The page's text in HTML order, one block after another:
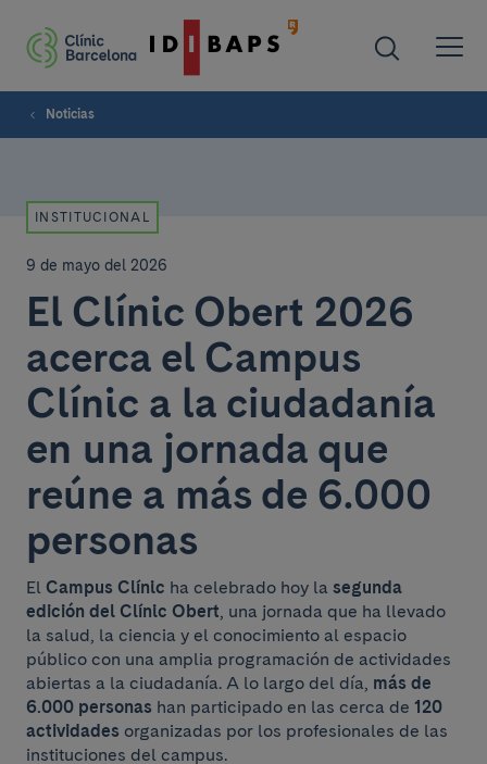
Noticias
INSTITUCIONAL
9 de mayo del 2026
El Clínic Obert 2026
acerca el Campus
Clínic a la ciudadanía
en una jornada que
reúne a más de 6.000
personas
El Campus Clínic ha celebrado hoy la segunda
edición del Clínic Obert, una jornada que ha llevado
la salud, la ciencia y el conocimiento al espacio
público con una amplia programación de actividades
abiertas a la ciudadanía. A lo largo del día, más de
6.000 personas han participado en las cerca de 120
actividades organizadas por los profesionales de las
instituciones del campus.